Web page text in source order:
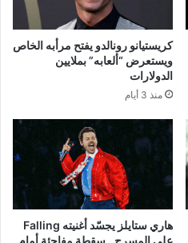
كريستيانو رونالدو يفتح مرأبه الخاص
ويستعرض “ألعابه” بملايين
الدولارات
منذ 3 أيام
هاري ستايلز يجسّد أغنيته Falling
على المسرح.. سقطة مفاجئة أمام